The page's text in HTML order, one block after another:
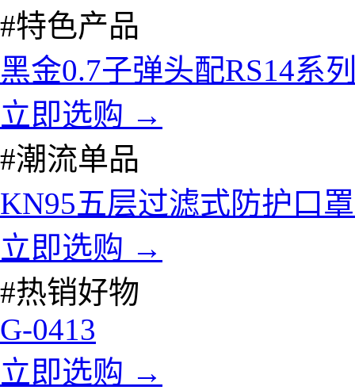
#特色产品
黑金0.7子弹头配RS14系
立即选购 →
#潮流单品
KN95五层过滤式防护口
立即选购 →
#热销好物
G-0413
立即选购 →